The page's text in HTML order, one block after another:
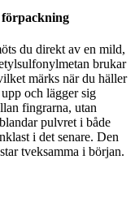
du direkt av en mild,
brukar
märks när du häller
och lägger sig
fingrarna, utan
pulvret i både
i det senare. Den
tveksamma i början.